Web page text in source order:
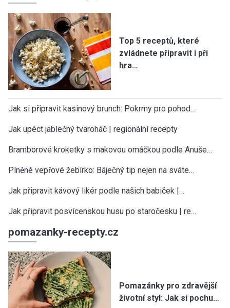
Top 5 receptů, které
zvládnete připravit i při
hra…
Jak si připravit kasinový brunch: Pokrmy pro pohod…
Jak upéct jablečný tvaroháč | regionální recepty
Bramborové kroketky s makovou omáčkou podle Anuše…
Plněné vepřové žebírko: Báječný tip nejen na sváte…
Jak připravit kávový likér podle našich babiček |…
Jak připravit posvícenskou husu po staročesku | re…
pomazanky-recepty.cz
Pomazánky pro zdravější
životní styl: Jak si pochu…